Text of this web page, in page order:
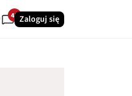
43Zaloguj się